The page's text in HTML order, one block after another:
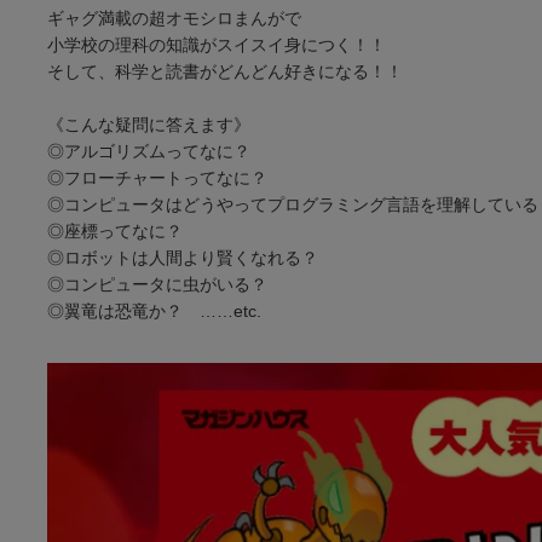
ギャグ満載の超オモシロまんがで
小学校の理科の知識がスイスイ身につく！！
そして、科学と読書がどんどん好きになる！！
《こんな疑問に答えます》
◎アルゴリズムってなに？
◎フローチャートってなに？
◎コンピュータはどうやってプログラミング言語を理解している
◎座標ってなに？
◎ロボットは人間より賢くなれる？
◎コンピュータに虫がいる？
◎翼竜は恐竜か？ ……etc.